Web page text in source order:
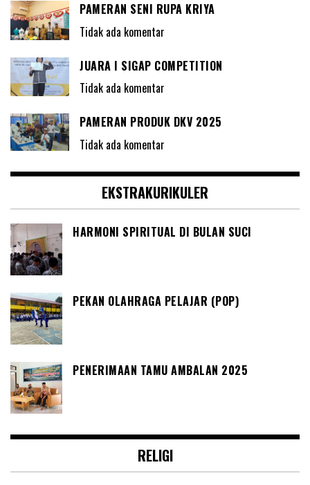
PAMERAN SENI RUPA KRIYA
Tidak ada komentar
JUARA I SIGAP COMPETITION
Tidak ada komentar
PAMERAN PRODUK DKV 2025
Tidak ada komentar
EKSTRAKURIKULER
HARMONI SPIRITUAL DI BULAN SUCI
PEKAN OLAHRAGA PELAJAR (POP)
PENERIMAAN TAMU AMBALAN 2025
RELIGI